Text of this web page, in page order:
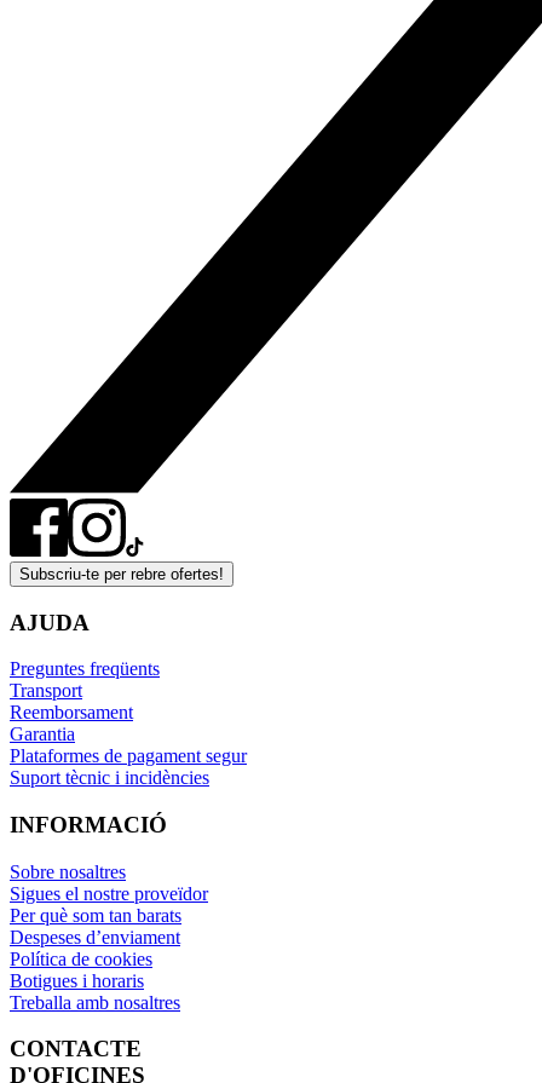
Subscriu-te per rebre ofertes!
AJUDA
Preguntes freqüents
Transport
Reemborsament
Garantia
Plataformes de pagament segur
Suport tècnic i incidències
INFORMACIÓ
Sobre nosaltres
Sigues el nostre proveïdor
Per què som tan barats
Despeses d’enviament
Política de cookies
Botigues i horaris
Treballa amb nosaltres
CONTACTE
D'OFICINES